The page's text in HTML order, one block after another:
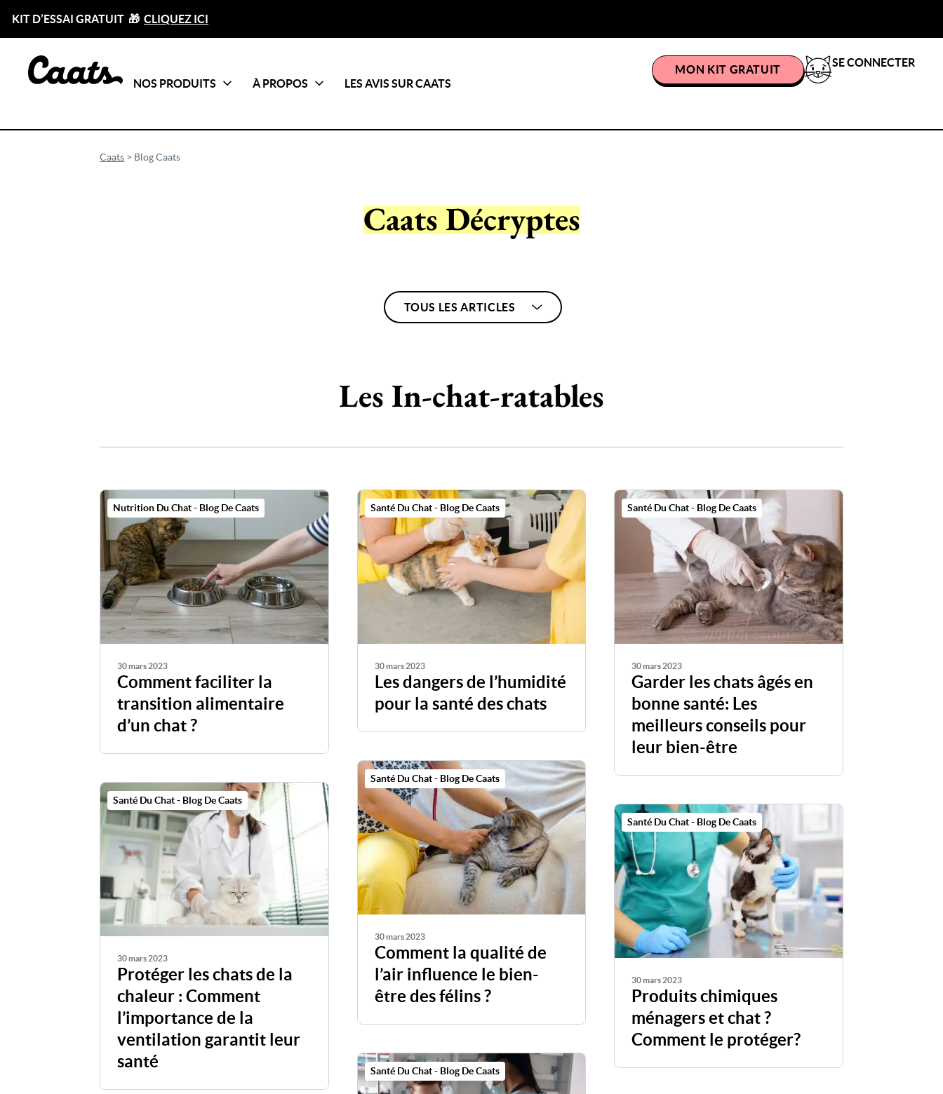
KIT D’ESSAI GRATUIT 🎁 CLIQUEZ ICI
NOS PRODUITS
CatégoriesTout voir
Pâtées chat
À PROPOS LES AVIS SUR CAATS
MON KIT GRATUIT
SE CONNECTER
Caats > Blog Caats
Caats Décryptes
TOUS LES ARTICLES
Les In-chat-ratables
Nutrition Du Chat - Blog De Caats
30 mars 2023
Comment faciliter la
transition alimentaire
d’un chat ?
Santé Du Chat - Blog De Caats
30 mars 2023
Les dangers de l’humidité
pour la santé des chats
Santé Du Chat - Blog De Caats
30 mars 2023
Garder les chats âgés en
bonne santé: Les
meilleurs conseils pour
leur bien-être
Santé Du Chat - Blog De Caats
30 mars 2023
Protéger les chats de la
chaleur : Comment
l’importance de la
ventilation garantit leur
santé
Santé Du Chat - Blog De Caats
30 mars 2023
Comment la qualité de
l’air influence le bien-
être des félins ?
Santé Du Chat - Blog De Caats
30 mars 2023
Produits chimiques
ménagers et chat ?
Comment le protéger?
Santé Du Chat - Blog De Caats